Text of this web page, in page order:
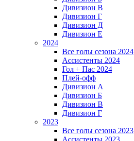
Дивизион В
Дивизион Г
Дивизион Д
Дивизион Е
2024
Все голы сезона 2024
Ассистенты 2024
Гол + Пас 2024
Плей-офф
Дивизион A
Дивизион Б
Дивизион В
Дивизион Г
2023
Все голы сезона 2023
Ассистенты 2023